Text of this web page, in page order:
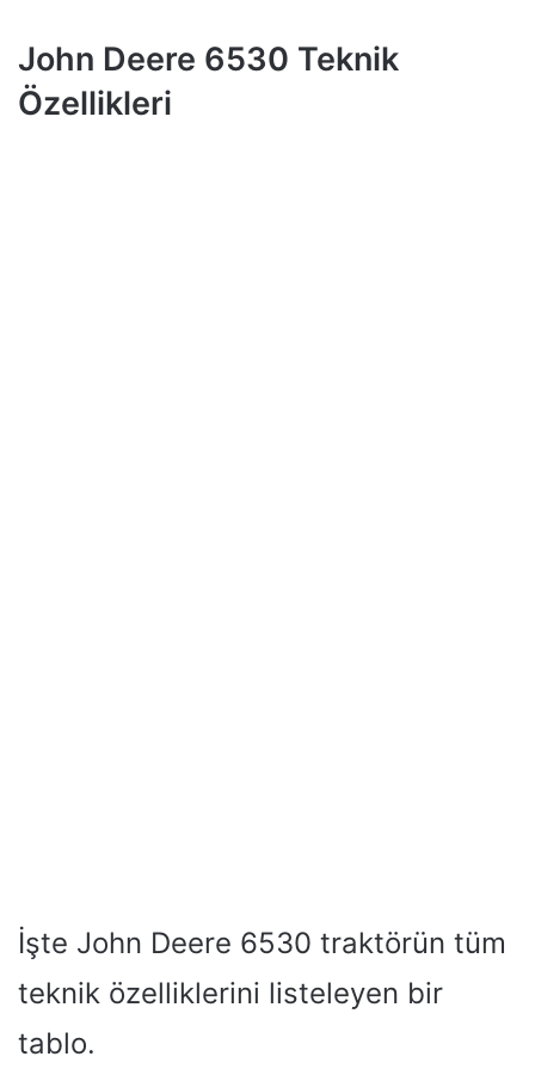
John Deere 6530 Teknik
Özellikleri
İşte John Deere 6530 traktörün tüm
teknik özelliklerini listeleyen bir
tablo.